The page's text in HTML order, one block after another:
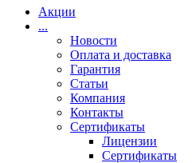
Акции
...
Новости
Оплата и доставка
Гарантия
Статьи
Компания
Контакты
Сертификаты
Лицензии
Сертификаты